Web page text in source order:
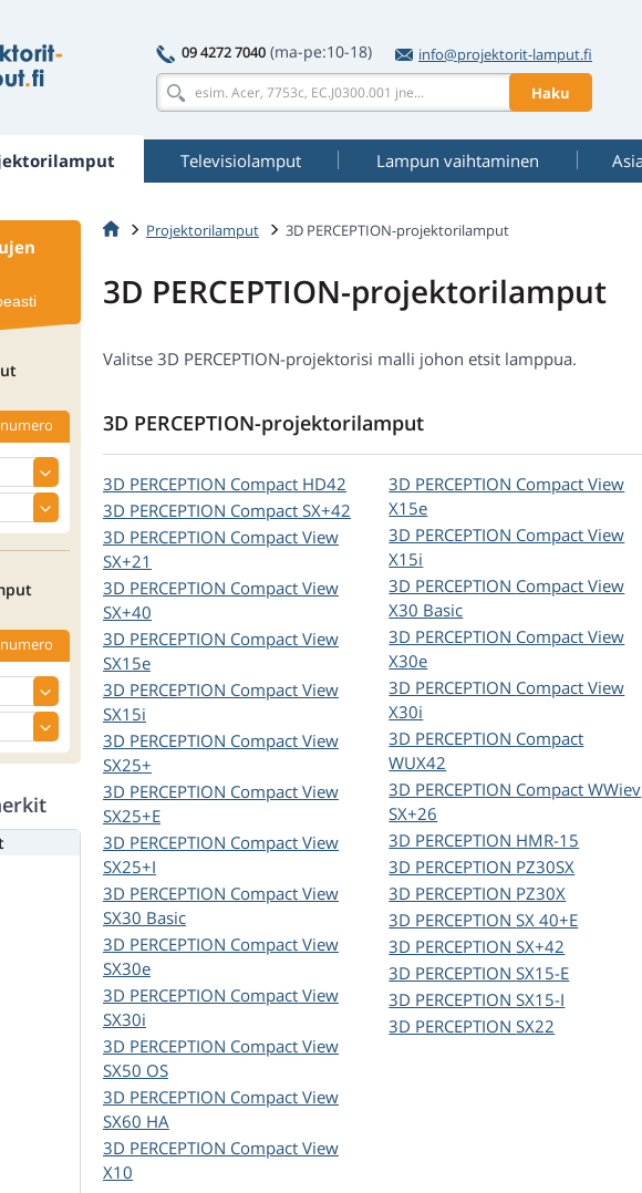
09 4272 7040 (ma-pe:10-18)
info@projektorit-lamput.fi
Haku
Televisiolamput Lampun vaihtaminen
Projektorilamput 3D PERCEPTION-projektorilamput
3D PERCEPTION-projektorilamput
Valitse 3D PERCEPTION-projektorisi malli johon etsit lamppua.
3D PERCEPTION-projektorilamput
3D PERCEPTION Compact HD42
3D PERCEPTION Compact SX+42
3D PERCEPTION Compact View
SX+21
3D PERCEPTION Compact View
SX+40
3D PERCEPTION Compact View
SX15e
3D PERCEPTION Compact View
SX15i
3D PERCEPTION Compact View
SX25+
3D PERCEPTION Compact View
SX25+E
3D PERCEPTION Compact View
SX25+I
3D PERCEPTION Compact View
SX30 Basic
3D PERCEPTION Compact View
SX30e
3D PERCEPTION Compact View
SX30i
3D PERCEPTION Compact View
SX50 OS
3D PERCEPTION Compact View
SX60 HA
3D PERCEPTION Compact View
X10
3D PERCEPTION Compact View
X15e
3D PERCEPTION Compact View
X15i
3D PERCEPTION Compact View
X30 Basic
3D PERCEPTION Compact View
X30e
3D PERCEPTION Compact View
X30i
3D PERCEPTION Compact
WUX42
3D PERCEPTION Compact WWiev
SX+26
3D PERCEPTION HMR-15
3D PERCEPTION PZ30SX
3D PERCEPTION PZ30X
3D PERCEPTIONSX 40+E
3D PERCEPTIONSX+42
3D PERCEPTIONSX15-E
3D PERCEPTIONSX15-I
3D PERCEPTIONSX22